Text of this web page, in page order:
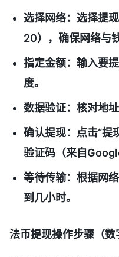
选择网络：选择提
20），确保网络与
指定金额：输入要
度。
数据验证：核对地
确认提现：点击“提
验证码（来自
等待传输：根据网
到几小时。
法币提现操作步骤（数